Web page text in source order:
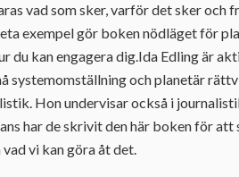
vad som sker, varför det sker och
exempel gör boken nödläget för
du kan engagera dig.Ida Edling är
och planetär
Hon undervisar också i
har de skrivit den här boken för
vi kan göra åt det.